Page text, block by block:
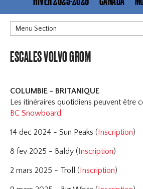
Menu Section
Parents | Entraineurs | Riders
Événements à venir
Communiquez avec nous
ESCALES VOLVO GROM
COLUMBIE - BRITANIQUE
Les itinéraires quotidiens peuvent être
BC Snowboard
14 dec 2024 - Sun Peaks (Inscription)
8 fev 2025 - Baldy (Inscription)
2 mars 2025 - Troll (Inscription)